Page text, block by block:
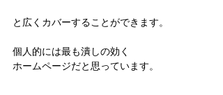
と広くカバーすることができます。
個人的には最も潰しの効く
ホームページだと思っています。